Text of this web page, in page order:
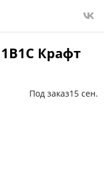
Крафт
Под заказ15 сен.